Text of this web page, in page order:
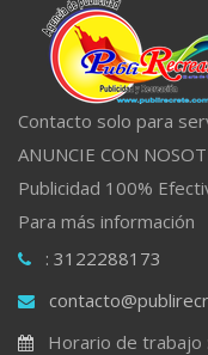
Contacto solo para
ANUNCIE CON
Publicidad 100%
Para más información
: 3122288173
Horario de trabajo